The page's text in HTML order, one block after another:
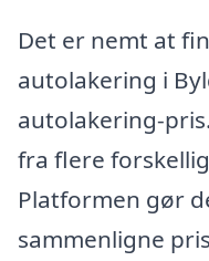
Det er nemt at
autolakering i
autolakering-
fra flere
Platformen gør
sammenligne